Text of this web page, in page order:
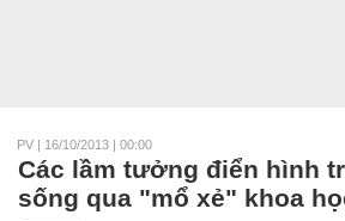
PV | 16/10/2013 | 00:00
Các lầm tưởng điển hình
sống qua "mổ xẻ" khoa